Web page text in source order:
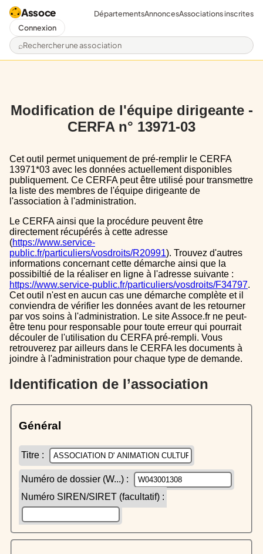
Assoce
Rechercher une association
DépartementsAnnoncesAssociations inscrites
Connexion
Modification de l'équipe dirigeante -
CERFA n° 13971-03
Cet outil permet uniquement de pré-remplir le CERFA
13971*03 avec les données actuellement disponibles
publiquement. Ce CERFA peut être utilisé pour transmettre
la liste des membres de l'équipe dirigeante de
l'association à l'administration.
Le CERFA ainsi que la procédure peuvent être
directement récupérés à cette adresse
(https://www.service-
public.fr/particuliers/vosdroits/R20991). Trouvez d'autres
informations concernant cette démarche ainsi que la
possibiltié de la réaliser en ligne à l'adresse suivante :
https://www.service-public.fr/particuliers/vosdroits/F34797.
Cet outil n'est en aucun cas une démarche complète et il
conviendra de vérifier les données avant de les retourner
par vos soins à l'administration. Le site Assoce.fr ne peut-
être tenu pour responsable pour toute erreur qui pourrait
découler de l'utilisation du CERFA pré-rempli. Vous
retrouverez par ailleurs dans le CERFA les documents à
joindre à l'administration pour chaque type de demande.
Identification de l’association
Général
Titre :
Numéro de dossier (W...) :
Numéro SIREN/SIRET (facultatif) :